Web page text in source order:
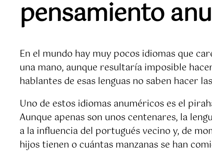
pensamiento
En el mundo hay muy pocos idiomas que
una mano, aunque resultaría imposible
hablantes de esas lenguas no saben hacer
Uno de estos idiomas anuméricos es el
Aunque apenas son unos centenares, la
a la influencia del portugués vecino y, de
hijos tienen o cuántas manzanas se han